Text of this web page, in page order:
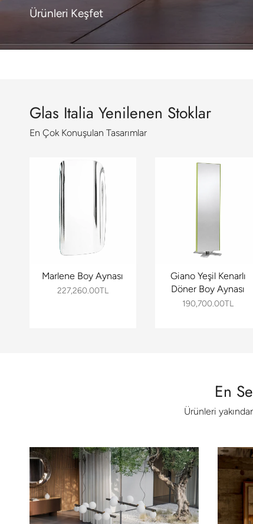
Ürünleri Keşfet
Glas Italia Yenilenen Stoklar
En Çok Konuşulan Tasarımlar
Marlene Boy Aynası
227,260.00TL
Giano Yeşil Kenarlı
Döner Boy Aynası
190,700.00TL
En
Ürünleri